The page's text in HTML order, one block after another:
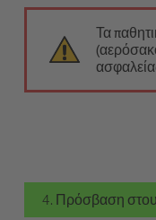
Τα
4. Πρόσβαση